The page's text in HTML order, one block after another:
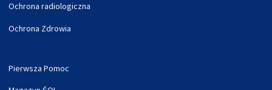
Ochrona radiologiczna
Ochrona Zdrowia
Pierwsza Pomoc